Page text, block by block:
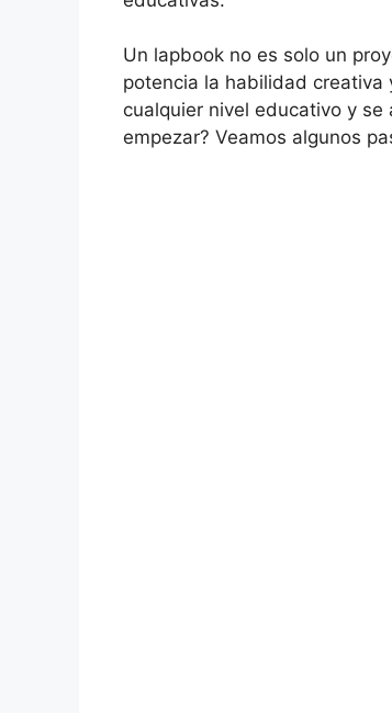
Un lapbook no es solo un
potencia la habilidad creativa
cualquier nivel educativo y
empezar? Veamos algunos